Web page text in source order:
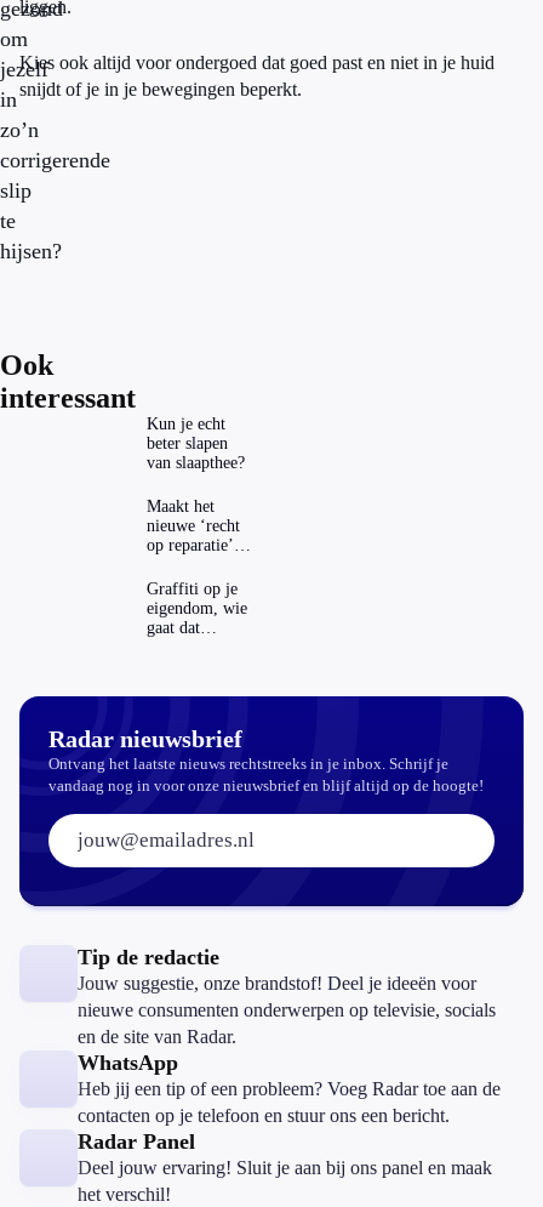
gezond
om
jezelf
in
zo’n
corrigerende
slip
te
hijsen?
liggen.
Kies ook altijd voor ondergoed dat goed past en niet in je huid
snijdt of je in je bewegingen beperkt.
Ook
interessant
Kun je echt
beter slapen
van slaapthee?
Maakt het
nieuwe ‘recht
op reparatie’
echt
aantrekkelijker?
Graffiti op je
eigendom, wie
gaat dat
Radar nieuwsbrief
Ontvang het laatste nieuws rechtstreeks in je inbox. Schrijf je
vandaag nog in voor onze nieuwsbrief en blijf altijd op de hoogte!
E-mailadres:
Tip de redactie
Jouw suggestie, onze brandstof! Deel je ideeën voor
nieuwe consumenten onderwerpen op televisie, socials
en de site van Radar.
WhatsApp
Heb jij een tip of een probleem? Voeg Radar toe aan de
contacten op je telefoon en stuur ons een bericht.
Radar Panel
Deel jouw ervaring! Sluit je aan bij ons panel en maak
het verschil!